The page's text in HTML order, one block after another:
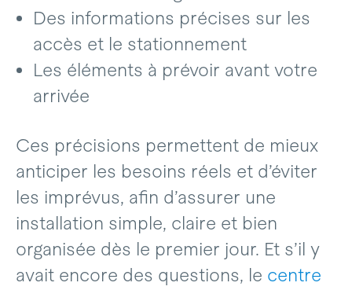
Des informations précises sur les
accès et le stationnement
Les éléments à prévoir avant votre
arrivée
Ces précisions permettent de mieux
anticiper les besoins réels et d’éviter
les imprévus, afin d’assurer une
installation simple, claire et bien
organisée dès le premier jour. Et s’il y
avait encore des questions, le centre